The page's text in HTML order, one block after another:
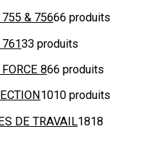
755 & 75666 produits
33 produits
866 produits
1010 produits
DE TRAVAIL1818